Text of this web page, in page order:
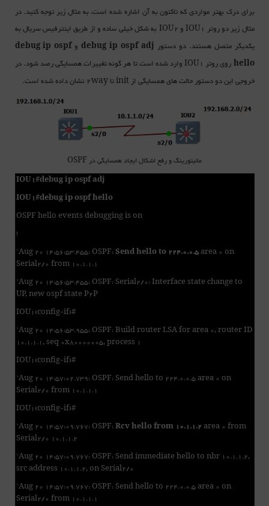
برای درک بهتر مواردی که تاکنون به آن اشاره شده است، به مثال زیر توجه کنید. در
مثال زیر دو روتر IOU1و IOU2 به شکل خیلی ساده و از طریق اینترفیس سریال به
یکدیگر متصل هستند. دو دستور debug ip ospf adj وdebug ip ospf
helloروی روتر IOU1وارد شده است تا هر گونه تغییرات همسایگی رصد شود. در
خروجی این دو دستور حالت های همسایگی از init تا 2way نشان داده شده است.
مانیتورینگ و رفع اشکال ایجاد همسایگی در OSPF
IOU1#debug ip ospf adj
IOU1#debug ip ospf hello
OSPF hello events debugging is on
!
*Aug 20 14:56:53.455: OSPF:Send hello to 224.0.0.5area 0 on
Serial2/0 from 10.1.1.1
*Aug 20 14:56:53.455: OSPF: Serial2/0: Interface state change to
UP, new ospf state P2P
IOU1(config-if)#
*Aug 20 14:56:53.955: OSPF: Build router LSA for area 0, router ID
10.1.1.1, seq 0x80000005, process 1
IOU1(config-if)#
*Aug 20 14:57:02.739: OSPF: Send hello to 224.0.0.5 area 0 on
Serial2/0 from 10.1.1.1
IOU1(config-if)#
*Aug 20 14:57:09.767: OSPF:Rcv hello from 10.1.1.2 area 0 from
Serial2/0 10.1.1.2
*Aug 20 14:57:09.767: OSPF: Send immediate hello to nbr 10.1.1.2,
src address 10.1.1.2, on Serial2/0
*Aug 20 14:57:09.767: OSPF: Send hello to 224.0.0.5 area 0 on
Serial2/0 from 10.1.1.1